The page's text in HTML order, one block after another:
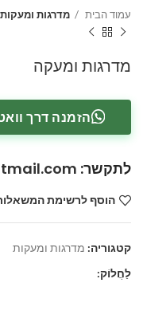
עמוד הבית מדרגות ומעקות
מדרגות ומעקה
הזמנה דרך
לתקשר:
הוסף לרשימת
קטגוריה: מדרגות ומעקות
לַחֲלוֹק: